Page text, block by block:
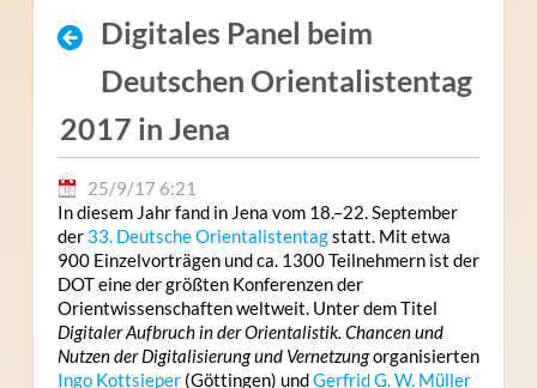
Digitales Panel beim
Deutschen Orientalistentag
2017 in Jena
25/9/17 6:21
In diesem Jahr fand in Jena vom 18.–22. September
der 33. Deutsche Orientalistentagstatt. Mit etwa
900 Einzelvorträgen und ca. 1300 Teilnehmern ist der
DOT eine der größten Konferenzen der
Orientwissenschaften weltweit. Unter dem Titel
Digitaler Aufbruch in der Orientalistik. Chancen und
Nutzen der Digitalisierung und Vernetzungorganisierten
Ingo Kottsieper(Göttingen) undGerfrid G. W. Müller